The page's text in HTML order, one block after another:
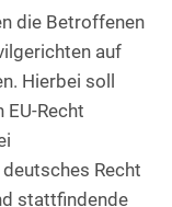
die Betroffenen
auf
Hierbei soll
EU-Recht
Recht
stattfindende